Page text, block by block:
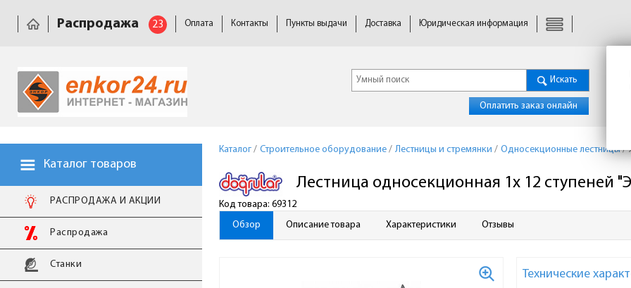
Распродажа 23 Оплата Контакты Пункты выдачи Доставка Юридическая информация
Искать
Оплатить заказ онлайн
Каталог товаров
РАСПРОДАЖА И АКЦИИ
Распродажа
Станки
Каталог / Строительное оборудование / Лестницы и стремянки / Односекционные лестницы/
Код товара: 69312
Лестница односекционная 1х 12 ступеней
Обзор Описание товара Характеристики Отзывы
Технические